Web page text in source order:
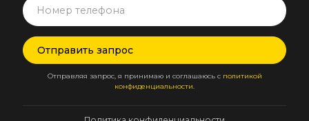
Отправляя запрос, я принимаю и соглашаюсь с политикой
конфиденциальности.